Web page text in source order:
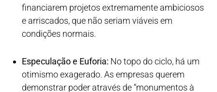
financiarem projetos extremamente ambiciosos
e arriscados, que não seriam viáveis em
condições normais.
Especulação e Euforia: No topo do ciclo, há um
otimismo exagerado. As empresas querem
demonstrar poder através de “monumentos à